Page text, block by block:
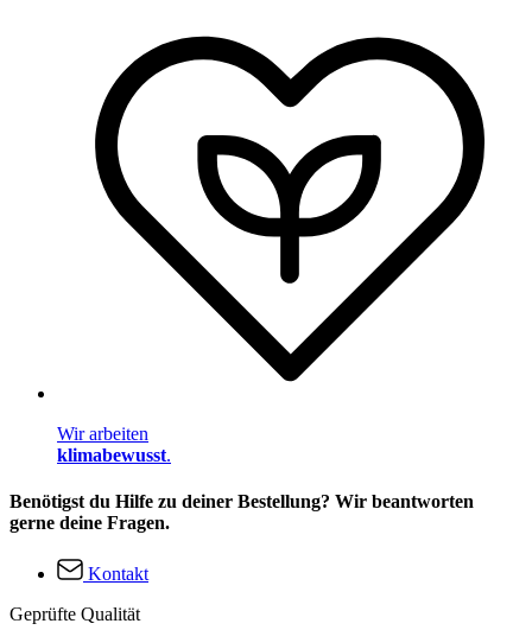
Wir arbeiten
klimabewusst.
Benötigst du Hilfe zu deiner Bestellung? Wir beantworten
gerne deine Fragen.
Kontakt
Geprüfte Qualität